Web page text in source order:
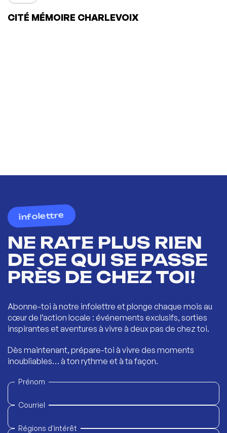
CITÉ MÉMOIRE CHARLEVOIX
infolettre
NE RATE PLUS RIEN
DE CE QUI SE PASSE
PRÈS DE CHEZ TOI!
Abonne-toi à notre infolettre et plonge chaque mois au
cœur de l’action locale : événements exclusifs, sorties
inspirantes et aventures à vivre à deux pas de chez toi.
Dès maintenant, prépare-toi à vivre des moments
inoubliables… à ton rythme et à ta façon.
Prénom
Courriel
Régions d'intérêt